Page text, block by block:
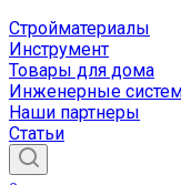
Стройматериалы
Инструмент
Товары для дома
Инженерные
Наши партнеры
Статьи